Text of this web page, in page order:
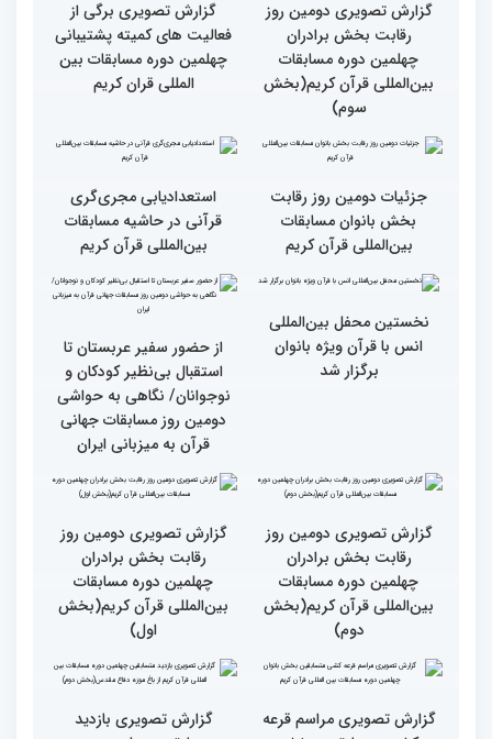
قاری آفریقایی: مسابقات
کشورهای زیادی رفته‌ام اما
حضور در ایران آرزویم بود
گزارش تصویری دومین روز
رقابت بخش برادران
چهلمین دوره مسابقات
بین‌المللی قرآن کریم(بخش
گزارش تصویری دومین روز
رقابت بخش برادران
چهلمین دوره مسابقات
بین‌المللی قرآن کریم(بخش
گزارش تصویری برگی از
فعالیت های کمیته پشتیبانی
چهلمین دوره مسابقات بین
المللی قران کریم
جزئیات دومین روز رقابت
استعدادیابی مجری‌گری
قرآنی در حاشیه مسابقات
بین‌المللی قرآن کریم
انس با قرآن ویژه بانوان
برگزار شد
از حضور سفیر عربستان تا
استقبال بی‌نظیر کودکان و
نوجوانان/ نگاهی به حواشی
دومین روز مسابقات جهانی
قرآن به میزبانی ایران
گزارش تصویری دومین روز
گزارش تصویری دومین روز